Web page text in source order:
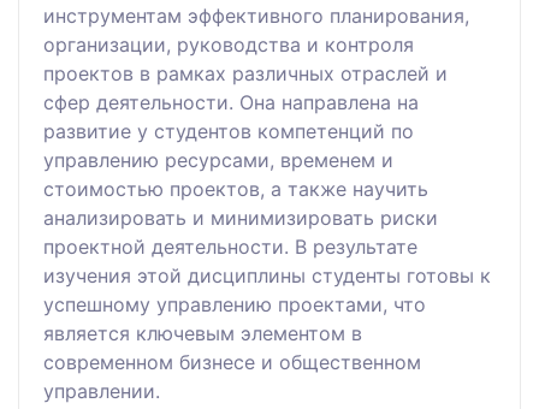
инструментам эффективного планирования,
организации, руководства и контроля
проектов в рамках различных отраслей и
сфер деятельности. Она направлена на
развитие у студентов компетенций по
управлению ресурсами, временем и
стоимостью проектов, а также научить
анализировать и минимизировать риски
проектной деятельности. В результате
изучения этой дисциплины студенты готовы к
успешному управлению проектами, что
является ключевым элементом в
современном бизнесе и общественном
управлении.